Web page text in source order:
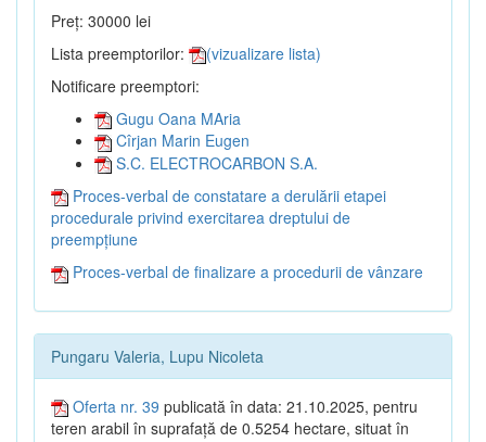
Preț: 30000 lei
Lista preemptorilor:
(vizualizare lista)
Notificare preemptori:
Gugu Oana MAria
Cîrjan Marin Eugen
S.C. ELECTROCARBON S.A.
Proces-verbal de constatare a derulării etapei
procedurale privind exercitarea dreptului de
preempțiune
Proces-verbal de finalizare a procedurii de vânzare
Pungaru Valeria, Lupu Nicoleta
Oferta nr. 39 publicată în data: 21.10.2025, pentru
teren arabil în suprafață de 0.5254 hectare, situat în